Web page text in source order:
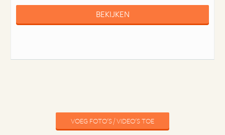
BEKIJKEN
VOEG FOTO'S / VIDEO'S TOE